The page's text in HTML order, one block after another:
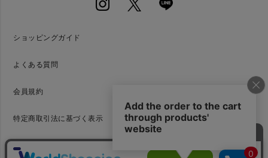
ショッピングガイド
よくある質問
会員規約
特定商取引法に基づく表示
プライバシーポリシー